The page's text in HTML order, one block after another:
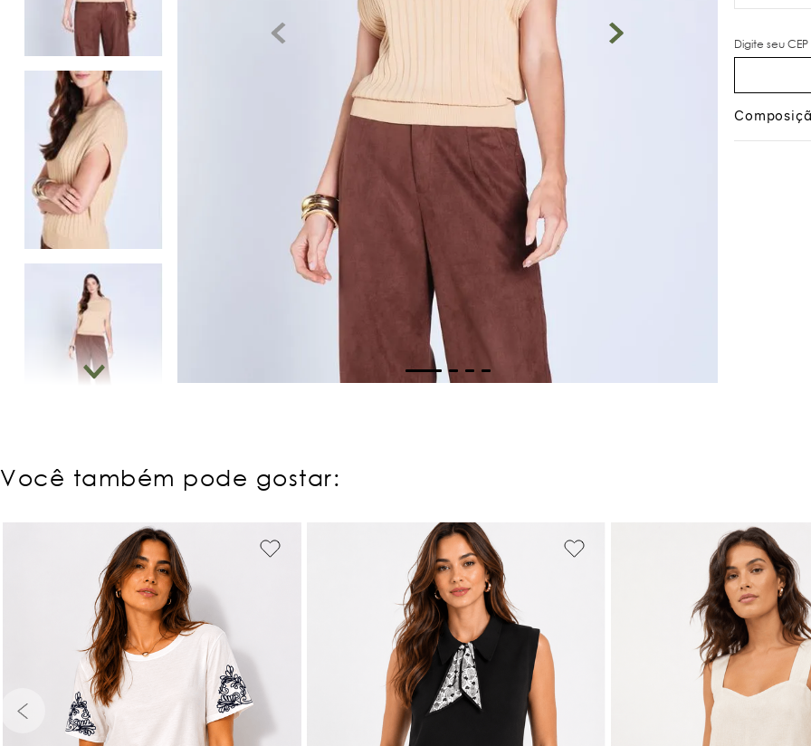
Você também pode gostar: